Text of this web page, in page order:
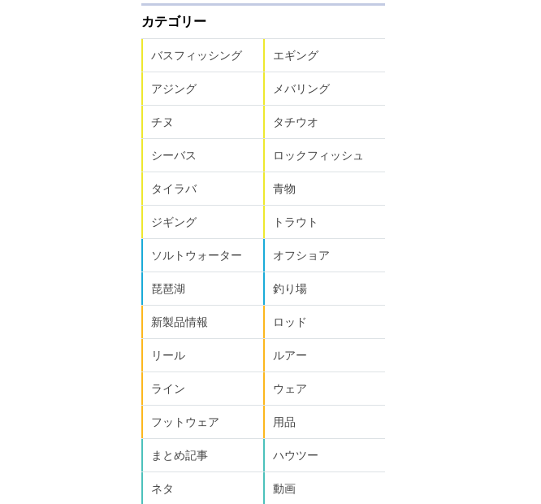
カテゴリー
バスフィッシング エギング
アジング メバリング
チヌ タチウオ
シーバス ロックフィッシュ
タイラバ 青物
ジギング トラウト
ソルトウォーター オフショア
琵琶湖 釣り場
新製品情報 ロッド
リール ルアー
ライン ウェア
フットウェア 用品
まとめ記事 ハウツー
ネタ 動画